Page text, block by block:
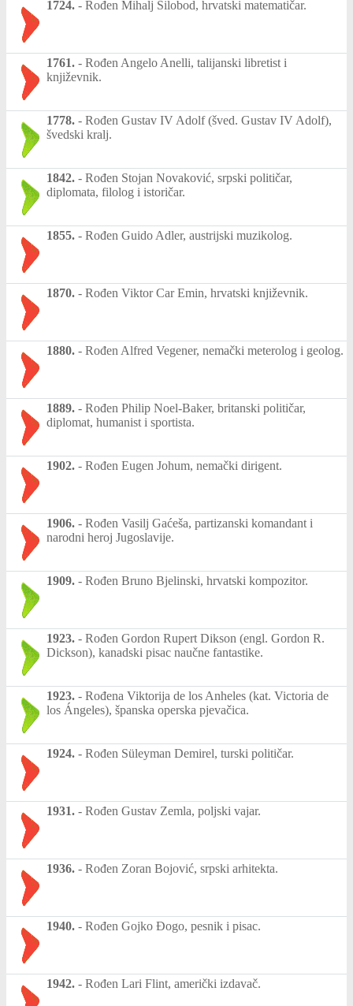
1724. - Rođen Mihalj Šilobod, hrvatski matematičar.
1761. - Rođen Angelo Anelli, talijanski libretist i
književnik.
1778. - Rođen Gustav IV Adolf (šved. Gustav IV Adolf),
švedski kralj.
1842. - Rođen Stojan Novaković, srpski političar,
diplomata, filolog i istoričar.
1855. - Rođen Guido Adler, austrijski muzikolog.
1870. - Rođen Viktor Car Emin, hrvatski književnik.
1880. - Rođen Alfred Vegener, nemački meterolog i geolog.
1889. - Rođen Philip Noel-Baker, britanski političar,
diplomat, humanist i sportista.
1902. - Rođen Eugen Johum, nemački dirigent.
1906. - Rođen Vasilj Gaćeša, partizanski komandant i
narodni heroj Jugoslavije.
1909. - Rođen Bruno Bjelinski, hrvatski kompozitor.
1923. - Rođen Gordon Rupert Dikson (engl. Gordon R.
Dickson), kanadski pisac naučne fantastike.
1923. - Rođena Viktorija de los Anheles (kat. Victoria de
los Ángeles), španska operska pjevačica.
1924. - Rođen Süleyman Demirel, turski političar.
1931. - Rođen Gustav Zemla, poljski vajar.
1936. - Rođen Zoran Bojović, srpski arhitekta.
1940. - Rođen Gojko Đogo, pesnik i pisac.
1942. - Rođen Lari Flint, američki izdavač.